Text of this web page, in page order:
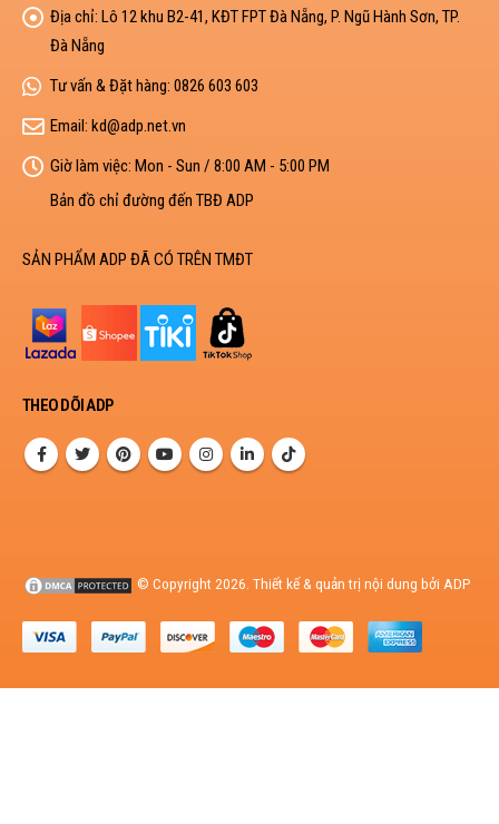
Địa chỉ: Lô 12 khu B2-41, KĐT FPT Đà Nẵng, P. Ngũ Hành Sơn, TP.
Đà Nẵng
Tư vấn & Đặt hàng: 0826 603 603
Email: kd@adp.net.vn
Giờ làm việc: Mon - Sun / 8:00 AM - 5:00 PM
Bản đồ chỉ đường đến TBĐ ADP
SẢN PHẨM ADP ĐÃ CÓ TRÊN TMĐT
THEO DÕI ADP
© Copyright 2026. Thiết kế & quản trị nội dung bởi ADP